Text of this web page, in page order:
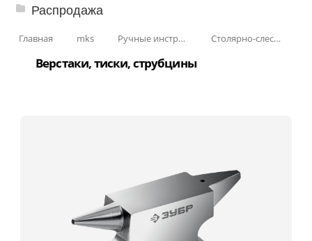
Распродажа
Главная mks Ручные инструменты Столярно-слесарные инструменты
Верстаки, тиски, струбцины